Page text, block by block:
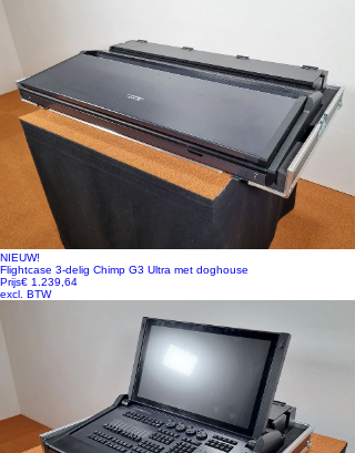
NIEUW!
Flightcase 3-delig Chimp G3 Ultra met doghouse
Prijs€ 1.239,64
excl. BTW